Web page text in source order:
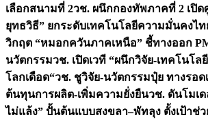
เลือกสนามที่ 2วช. ผนึกกองทัพภาคที่ 2 เปิ
ยุทธวิธี” ยกระดับเทคโนโลยีความมั่นคงไท
วิกฤต “หมอกควันภาคเหนือ” ชี้ทางออก
นวัตกรรมวช. เปิดเวที “ผนึกวิจัย-เทคโนโ
โลกเดือด“วช. ชูวิจัย-นวัตกรรมปุ๋ย ทางรอด
ต้นทุนการผลิต-เพิ่มความยั่งยืนวช. ดันโมเ
ไม่แล้ง” ปั้นต้นแบบสงขลา–พัทลุง ตั้งเป้าช่ว